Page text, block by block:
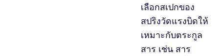
เลือกสเปกของ
สปริงวัดแรงบิดให้
เหมาะกับตระกูล
สาร เช่น สาร